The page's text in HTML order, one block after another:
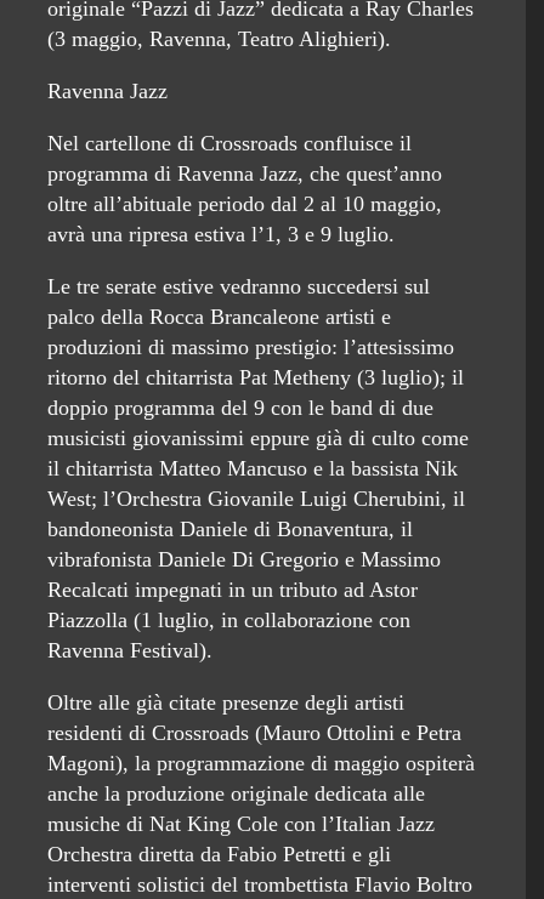
originale “Pazzi di Jazz” dedicata a Ray Charles
(3 maggio, Ravenna, Teatro Alighieri).
Ravenna Jazz
Nel cartellone di Crossroads confluisce il
programma di Ravenna Jazz, che quest’anno
oltre all’abituale periodo dal 2 al 10 maggio,
avrà una ripresa estiva l’1, 3 e 9 luglio.
Le tre serate estive vedranno succedersi sul
palco della Rocca Brancaleone artisti e
produzioni di massimo prestigio: l’attesissimo
ritorno del chitarrista Pat Metheny (3 luglio); il
doppio programma del 9 con le band di due
musicisti giovanissimi eppure già di culto come
il chitarrista Matteo Mancuso e la bassista Nik
West; l’Orchestra Giovanile Luigi Cherubini, il
bandoneonista Daniele di Bonaventura, il
vibrafonista Daniele Di Gregorio e Massimo
Recalcati impegnati in un tributo ad Astor
Piazzolla (1 luglio, in collaborazione con
Ravenna Festival).
Oltre alle già citate presenze degli artisti
residenti di Crossroads (Mauro Ottolini e Petra
Magoni), la programmazione di maggio ospiterà
anche la produzione originale dedicata alle
musiche di Nat King Cole con l’Italian Jazz
Orchestra diretta da Fabio Petretti e gli
interventi solistici del trombettista Flavio Boltro